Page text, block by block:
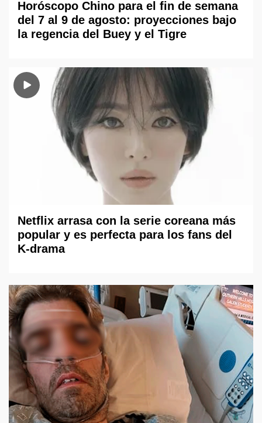
Horóscopo Chino para el fin de semana
del 7 al 9 de agosto: proyecciones bajo
la regencia del Buey y el Tigre
Netflix arrasa con la serie coreana más
popular y es perfecta para los fans del
K-drama